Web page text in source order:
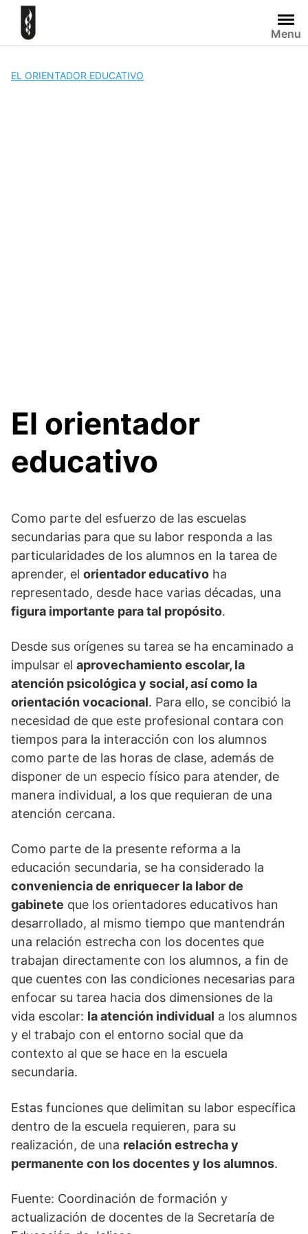
Skip
content
Menu
EL ORIENTADOR EDUCATIVO
El orientador
educativo
Como parte del esfuerzo de las escuelas
secundarias para que su labor responda a las
particularidades de los alumnos en la tarea de
aprender, el orientador educativo ha
representado, desde hace varias décadas, una
figura importante para tal propósito.
Desde sus orígenes su tarea se ha encaminado a
impulsar el aprovechamiento escolar, la
atención psicológica y social, así como la
orientación vocacional. Para ello, se concibió la
necesidad de que este profesional contara con
tiempos para la interacción con los alumnos
como parte de las horas de clase, además de
disponer de un especio físico para atender, de
manera individual, a los que requieran de una
atención cercana.
Como parte de la presente reforma a la
educación secundaria, se ha considerado la
conveniencia de enriquecer la labor de
gabinete que los orientadores educativos han
desarrollado, al mismo tiempo que mantendrán
una relación estrecha con los docentes que
trabajan directamente con los alumnos, a fin de
que cuentes con las condiciones necesarias para
enfocar su tarea hacia dos dimensiones de la
vida escolar: la atención individual a los alumnos
y el trabajo con el entorno social que da
contexto al que se hace en la escuela
secundaria.
Estas funciones que delimitan su labor específica
dentro de la escuela requieren, para su
realización, de una relación estrecha y
permanente con los docentes y los alumnos.
Fuente: Coordinación de formación y
actualización de docentes de la Secretaría de